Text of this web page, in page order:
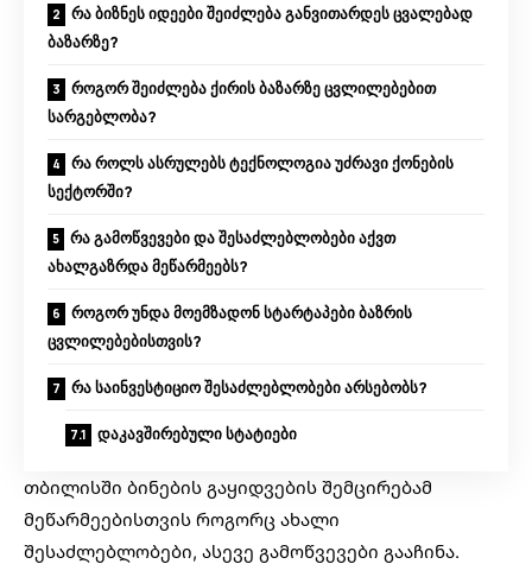
რა ბიზნეს იდეები შეიძლება განვითარდეს ცვალებად
ბაზარზე?
როგორ შეიძლება ქირის ბაზარზე ცვლილებებით
სარგებლობა?
რა როლს ასრულებს ტექნოლოგია უძრავი ქონების
სექტორში?
რა გამოწვევები და შესაძლებლობები აქვთ
ახალგაზრდა მეწარმეებს?
როგორ უნდა მოემზადონ სტარტაპები ბაზრის
ცვლილებებისთვის?
რა საინვესტიციო შესაძლებლობები არსებობს?
დაკავშირებული სტატიები
თბილისში ბინების გაყიდვების შემცირებამ
მეწარმეებისთვის როგორც ახალი
შესაძლებლობები, ასევე გამოწვევები გააჩინა.